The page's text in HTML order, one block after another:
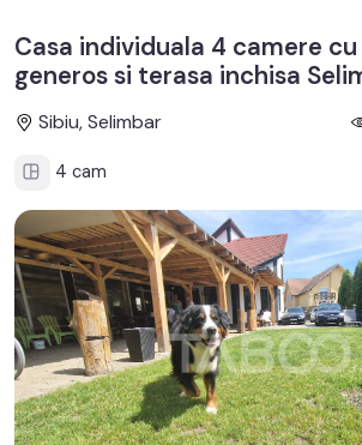
Casa individuala 4 camere
generos si terasa inchisa
Sibiu, Selimbar
4 cam